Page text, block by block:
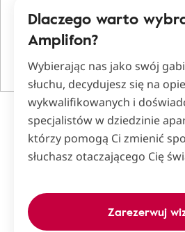
Dlaczego warto
Amplifon?
Wybierając nas jako swój
słuchu, decydujesz się na
wykwalifikowanych i
specjalistów w dziedzinie
którzy pomogą Ci zmienić
słuchasz otaczającego Cię
Zarezerwuj